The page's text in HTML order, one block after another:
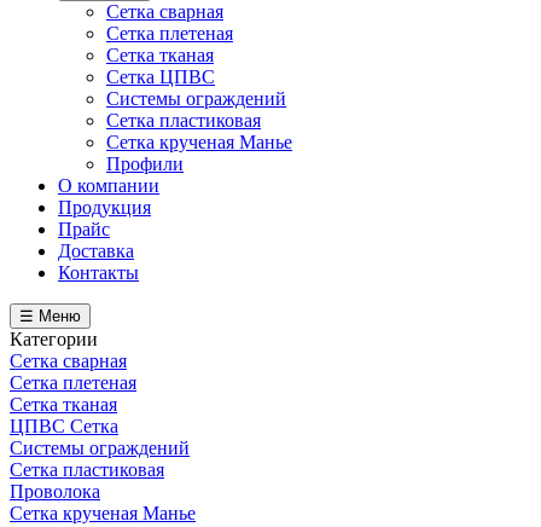
Сетка сварная
Сетка плетеная
Сетка тканая
Сетка ЦПВС
Системы ограждений
Сетка пластиковая
Сетка крученая Манье
Профили
О компании
Продукция
Прайс
Доставка
Контакты
☰ Меню
Категории
Сетка сварная
Сетка плетеная
Сетка тканая
ЦПВС Сетка
Системы ограждений
Сетка пластиковая
Проволока
Сетка крученая Манье